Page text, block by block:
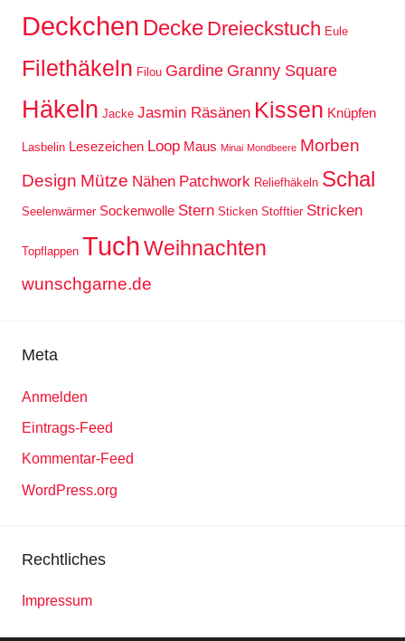
Deckchen Decke Dreieckstuch Eule
Filethäkeln Filou Gardine Granny Square
Häkeln Jacke Jasmin Räsänen Kissen Knüpfen
Lasbelin Lesezeichen Loop Maus Minai Mondbeere Morben
Design Mütze Nähen Patchwork Reliefhäkeln Schal
Seelenwärmer Sockenwolle Stern Sticken Stofftier Stricken
Topflappen TuchWeihnachten
wunschgarne.de
Meta
Anmelden
Eintrags-Feed
Kommentar-Feed
WordPress.org
Rechtliches
Impressum